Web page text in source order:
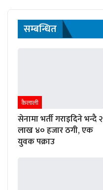
सम्बन्धित
कैलाली
सेनामा भर्ती गराइदिने भन्दै २
लाख ४० हजार ठगी, एक
युवक पक्राउ